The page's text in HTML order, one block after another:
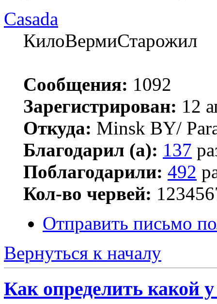
Casada
КилоВермиСтарожил
Сообщения: 1092
Зарегистрирован: 12
Откуда: Minsk BY/
Благодарил (а): 137
Поблагодарили: 492
Кол-во червей:
Отправить письмо
Вернуться к началу
Как определить какой